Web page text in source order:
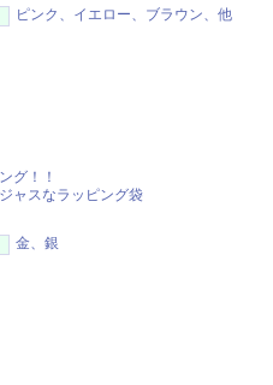
ピンク、イエロー、ブラウン、他
グ！！
ャスなラッピング袋
金、銀